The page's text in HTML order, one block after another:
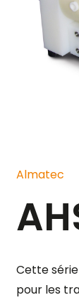
Almatec
Cette
pour les